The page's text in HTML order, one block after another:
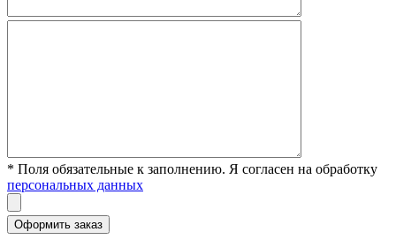
* Поля обязательные к заполнению. Я согласен на обработку
персональных данных